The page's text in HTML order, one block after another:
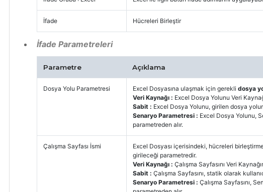
İfade Hücreleri Birleştir
İfade Parametreleri
Parametre Açıklama
Dosya Yolu Parametresi Excel Dosyasına ulaşmak için gerekli dosya
Veri Kaynağı : Excel Dosya Yolunu Veri
Sabit : Excel Dosya Yolunu, girilen dosya
Senaryo Parametresi : Excel Dosya Yolunu,
parametreden alır.
Çalışma Sayfası İsmi
Excel Dosyası içerisindeki, hücreleri
girileceği parametredir.
Veri Kaynağı : Çalışma Sayfasını Veri
Sabit : Çalışma Sayfasını, statik olarak
Senaryo Parametresi : Çalışma Sayfasını,